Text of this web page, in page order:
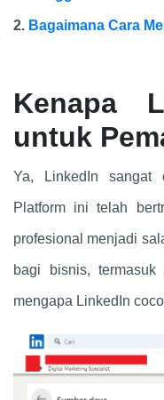
2. Bagaimana Cara
Kenapa
untuk
Ya, LinkedIn sangat
Platform ini telah
profesional menjadi
bagi bisnis,
mengapa LinkedIn